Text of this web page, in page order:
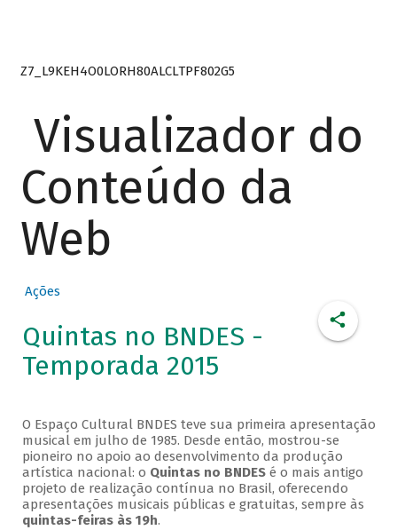
Z7_L9KEH4O0LORH80ALCLTPF802G5
Visualizador do
Conteúdo da
Web
Ações
Quintas no BNDES -
Temporada 2015
O Espaço Cultural BNDES teve sua primeira apresentação
musical em julho de 1985. Desde então, mostrou-se
pioneiro no apoio ao desenvolvimento da produção
artística nacional: o Quintas no BNDESé o mais antigo
projeto de realização contínua no Brasil, oferecendo
apresentações musicais públicas e gratuitas, sempre às
quintas-feiras às 19h.